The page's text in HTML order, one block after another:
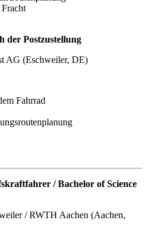
der Postzustellung
AG (Eschweiler, DE)
Fahrrad
/ Bachelor of Science
/ RWTH Aachen (Aachen,